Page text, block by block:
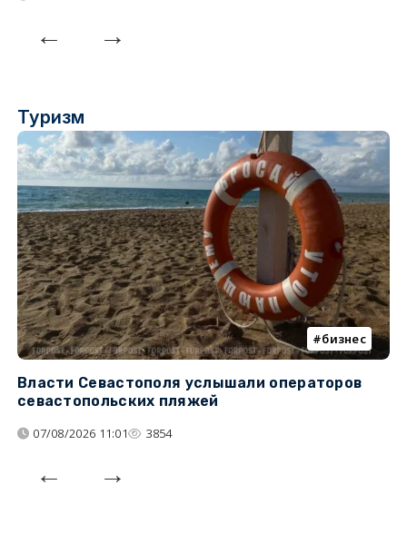
Туризм
бизнес
Власти Севастополя услышали операторов
севастопольских пляжей
07/08/2026 11:01 3854